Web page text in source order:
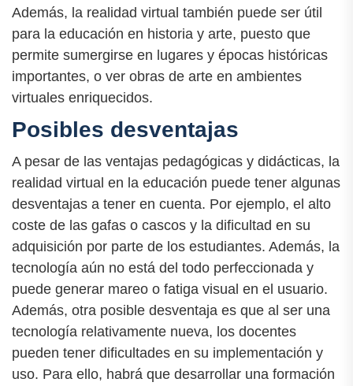
Además, la realidad virtual también puede ser útil
para la educación en historia y arte, puesto que
permite sumergirse en lugares y épocas históricas
importantes, o ver obras de arte en ambientes
virtuales enriquecidos.
Posibles desventajas
A pesar de las ventajas pedagógicas y didácticas, la
realidad virtual en la educación puede tener algunas
desventajas a tener en cuenta. Por ejemplo, el alto
coste de las gafas o cascos y la dificultad en su
adquisición por parte de los estudiantes. Además, la
tecnología aún no está del todo perfeccionada y
puede generar mareo o fatiga visual en el usuario.
Además, otra posible desventaja es que al ser una
tecnología relativamente nueva, los docentes
pueden tener dificultades en su implementación y
uso. Para ello, habrá que desarrollar una formación